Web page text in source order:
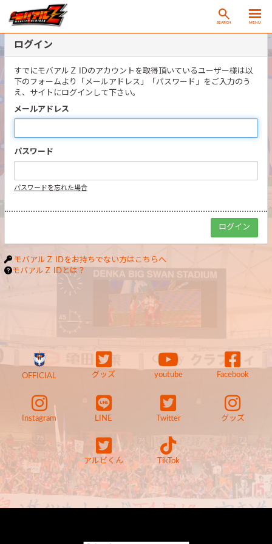
SEARCH MENU
ログイン
すでにモバアルＺ IDのアカウントを取得頂いているユーザー様は以
下のフォームより「メールアドレス」「パスワード」をご入力のう
え、サイトにログインして下さい。
メールアドレス
パスワード
パスワードを忘れた場合
モバアルＺ IDをお持ちでない方はこちらへ
モバアルＺ IDとは？
OFFICIAL グッズ youtube Facebook
Instagram LINE Twitter グッズ
アルビくん TikTok